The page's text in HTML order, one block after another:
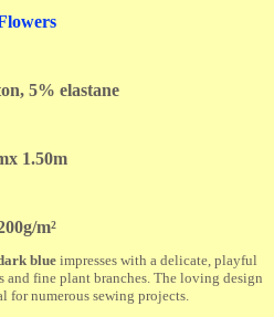
5% elastane
1.50m
m²
blueimpresses with a delicate, playful
and fine plant branches. The loving design
for numerous sewing projects.